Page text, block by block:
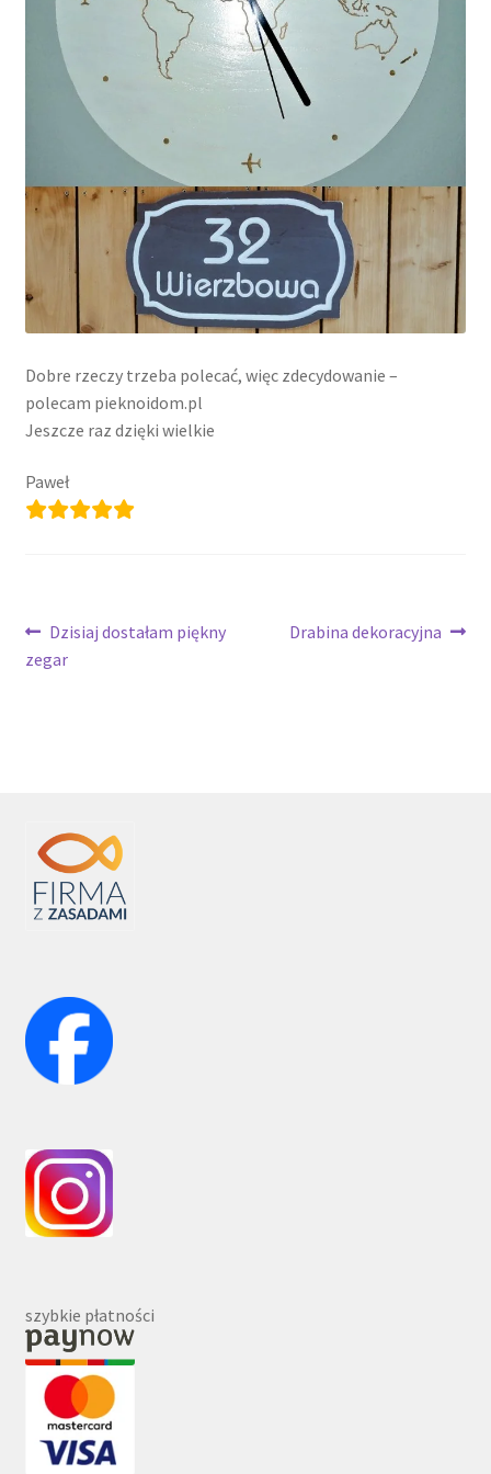
Dobre rzeczy trzeba polecać, więc zdecydowanie –
polecam pieknoidom.pl
Jeszcze raz dzięki wielkie
Paweł
Nawigacja
wpisu
Poprzedni
wpis:
Dzisiaj dostałam piękny
zegar
Następny
Drabina dekoracyjna
szybkie płatności